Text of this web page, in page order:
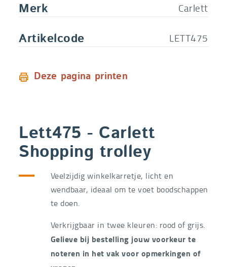
Merk Carlett
Artikelcode LETT475
Deze pagina printen
Lett475 - Carlett
Shopping trolley
Veelzijdig winkelkarretje, licht en
wendbaar, ideaal om te voet boodschappen
te doen.
Verkrijgbaar in twee kleuren: rood of grijs.
Gelieve bij bestelling jouw voorkeur te
noteren in het vak voor opmerkingen of